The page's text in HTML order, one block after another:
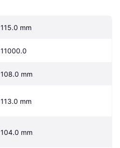
115.0 mm
11000.0
108.0 mm
113.0 mm
104.0 mm